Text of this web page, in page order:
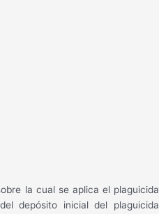
la cual se aplica el plaguicida
depósito inicial del plaguicida